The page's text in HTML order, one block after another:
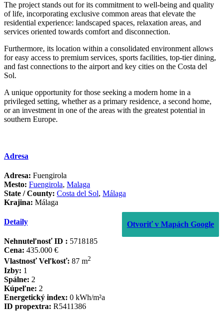
The project stands out for its commitment to well-being and quality
of life, incorporating exclusive common areas that elevate the
residential experience: landscaped spaces, relaxation areas, and
services oriented towards comfort and disconnection.
Furthermore, its location within a consolidated environment allows
for easy access to premium services, sports facilities, top-tier dining,
and fast connections to the airport and key cities on the Costa del
Sol.
A unique opportunity for those seeking a ‌modern ‌home ‌in ‌a
‌privileged setting, ‌whether ‌as a ‌primary residence, ‌a second home,
‌or ‌an ‌investment in one ‌of ‌the areas with ‌the ‌greatest ‌potential ‌in
‌southern ‌Europe.
Adresa
Adresa: Fuengirola
Mesto: Fuengirola, Malaga
State / County: Costa del Sol, Málaga
Krajina: Málaga
Otvoriť v Mapách Google
Detaily
Nehnuteľnosť ID : 5718185
Cena: 435.000 €
Vlastnosť Veľkosť: 87 m2
Izby: 1
Spálne: 2
Kúpeľne: 2
Energetický index: 0 kWh/m²a
ID propextra: R5411386